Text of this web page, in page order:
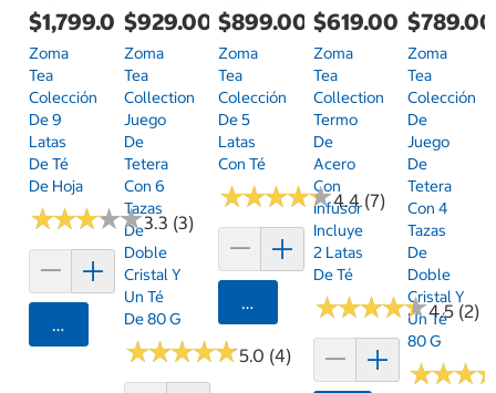
$1,799.00
Zoma
Tea
Colección
De 9
Latas
De Té
De Hoja
★★★★★
★★★★★3.3 (3)
Agregar
$929.00
Zoma
Tea
Collection
Juego
De
Tetera
Con 6
Tazas
De
Doble
Cristal Y
Un Té
De 80 G
★★★★★
★★★★★5.0 (4)
$899.00
Zoma
Tea
Colección
De 5
Latas
Con Té
★★★★★
★★★★★4.4 (7)
Agregar
$619.00
Zoma
Tea
Collection
Termo
De
Acero
Con
Infusor
Incluye
2 Latas
De Té
★★★★★
★★★★★4.5 (2)
$789.00
Zoma
Tea
Colección
De
Juego
De
Tetera
Con 4
Tazas
De
Doble
Cristal Y
Un Té
80 G
★★★
★★★